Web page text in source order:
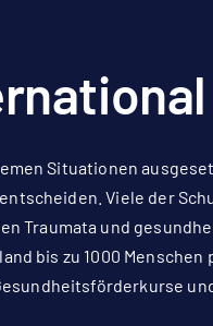
Situationen
Viele der
Traumata und
bis zu 1000 Menschen